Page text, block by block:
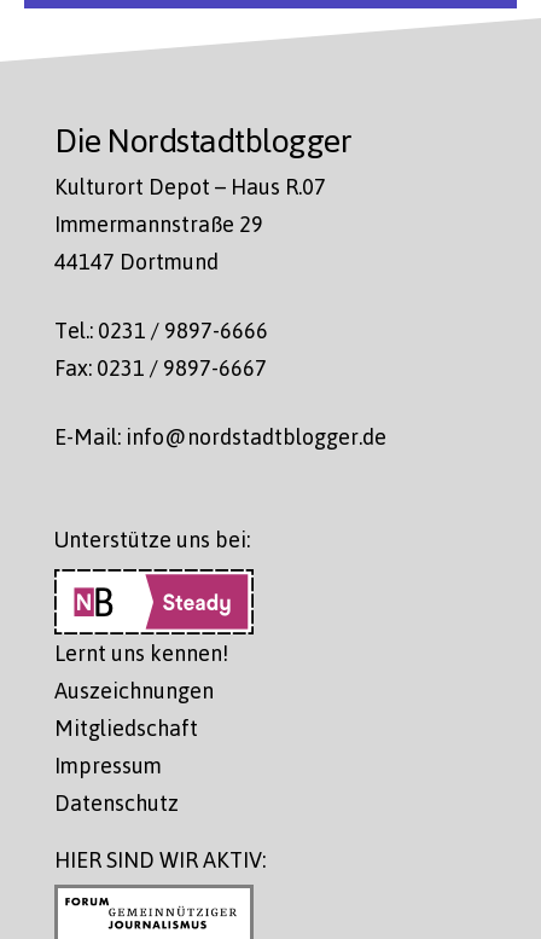
Die Nordstadtblogger
Kulturort Depot – Haus R.07
Immermannstraße 29
44147 Dortmund
Tel.: 0231 / 9897-6666
Fax: 0231 / 9897-6667
E-Mail: info@nordstadtblogger.de
Unterstütze uns bei:
Lernt uns kennen!
Auszeichnungen
Mitgliedschaft
Impressum
Datenschutz
HIER SIND WIR AKTIV: